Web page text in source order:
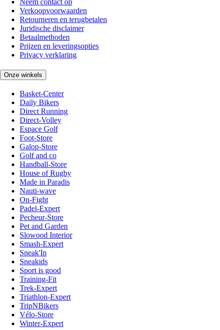
Neem contact op
Verkoopvoorwaarden
Retourneren en terugbetalen
Juridische disclaimer
Betaalmethoden
Prijzen en leveringsopties
Privacy verklaring
Onze winkels
Basket-Center
Daily Bikers
Direct Running
Direct-Volley
Espace Golf
Foot-Store
Galop-Store
Golf and co
Handball-Store
House of Rugby
Made in Paradis
Nauti-wave
On-Fight
Padel-Expert
Pecheur-Store
Pet and Garden
Slowood Interior
Smash-Expert
Sneak'In
Sneakids
Sport is good
Training-Fit
Trek-Expert
Triathlon-Expert
TripNBikers
Vélo-Store
Winter-Expert